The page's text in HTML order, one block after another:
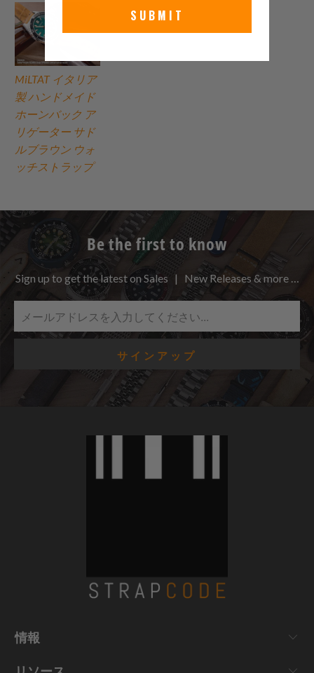
MiLTAT イタリア
製 ハンドメイド
ホーンバック ア
リゲーター サド
ルブラウン ウォ
ッチストラップ
Be the first to know
Sign up to get the latest on Sales | New Releases & more …
情報
SUBMIT